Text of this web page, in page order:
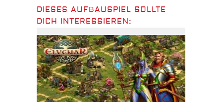
DIESES AUFBAUSPIEL SOLLTE
DICH INTERESSIEREN: